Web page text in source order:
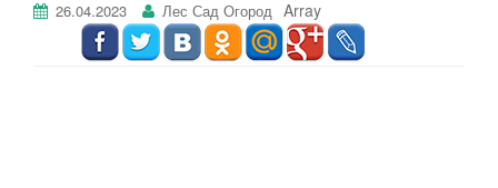
26.04.2023 Лес Сад Огород Array